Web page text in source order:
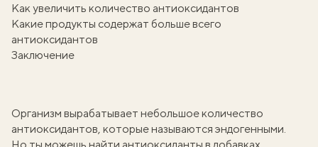
Как увеличить количество антиоксидантов
Какие продукты содержат больше всего
антиоксидантов
Заключение
Организм вырабатывает небольшое количество
антиоксидантов, которые называются эндогенными.